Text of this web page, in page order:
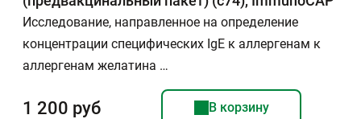
Исследование, направленное на определение
концентрации специфических IgE к аллергенам к
аллергенам желатина …
1 200 руб В корзину